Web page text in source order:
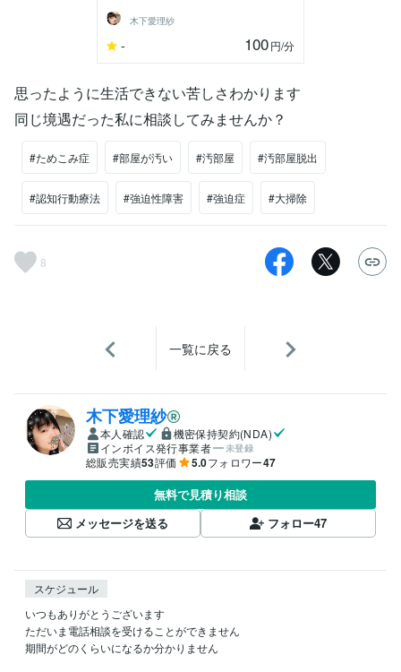
木下愛理紗
- 100円/分
思ったように生活できない苦しさわかります
同じ境遇だった私に相談してみませんか？
#ためこみ症 #部屋が汚い #汚部屋 #汚部屋脱出
#認知行動療法 #強迫性障害 #強迫症 #大掃除
8
一覧に戻る
木下愛理紗
本人確認
機密保持契約(NDA)
インボイス発行事業者
未登録
総販売実績53評価 5.0フォロワー47
無料で見積り相談
メッセージを送る
フォロー47
スケジュール
いつもありがとうございます
ただいま電話相談を受けることができません
期間がどのくらいになるか分かりません